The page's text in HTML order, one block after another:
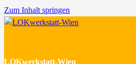
Zum Inhalt springen
LOKwerkstatt-Wien